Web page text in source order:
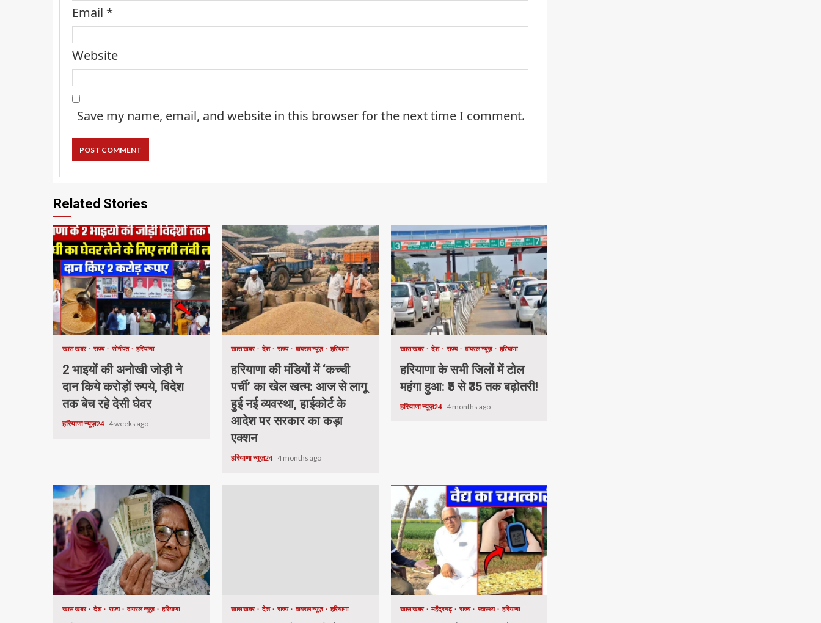
Email *
Website
Save my name, email, and website in this browser for the next time I comment.
Related Stories
खास खबर राज्य सोनीपत हरियाणा
2 भाइयों की अनोखी जोड़ी ने
दान किये करोड़ों रुपये, विदेश
तक बेच रहे देसी घेवर
हरियाणा न्यूज़24 4 weeks ago
खास खबर देश राज्य वायरल न्यूज़ हरियाणा
हरियाणा की मंडियों में ‘कच्ची
पर्ची’ का खेल खत्म: आज से लागू
हुई नई व्यवस्था, हाईकोर्ट के
आदेश पर सरकार का कड़ा
एक्शन
हरियाणा न्यूज़24 4 months ago
खास खबर देश राज्य वायरल न्यूज़ हरियाणा
हरियाणा के सभी जिलों में टोल
महंगा हुआ: ₹5 से ₹35 तक बढ़ोतरी!
हरियाणा न्यूज़24 4 months ago
खास खबर देश राज्य वायरल न्यूज़ हरियाणा खास खबर देश राज्य वायरल न्यूज़ हरियाणा खास खबर महेंद्रगढ़ राज्य स्वास्थ्य हरियाणा